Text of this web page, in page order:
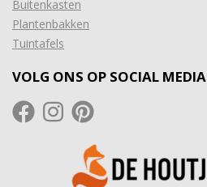
Buitenkasten
Plantenbakken
Tuintafels
VOLG ONS OP SOCIAL MEDIA